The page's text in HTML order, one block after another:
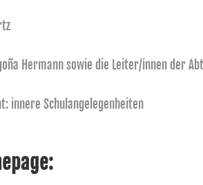
Hermann sowie die Leiter/innen der
innere Schulangelegenheiten